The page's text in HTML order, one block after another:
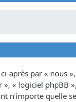
après par « nous
« logiciel phpBB
n’importe quelle